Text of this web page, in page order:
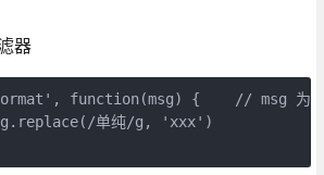
器
function(msg) {    // msg 为固定
单纯/g, 'xxx')